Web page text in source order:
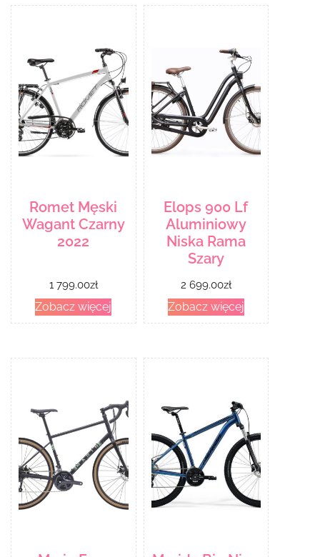
Romet Męski
Wagant Czarny
2022
1 799.00zł
Zobacz więcej
Elops 900 Lf
Aluminiowy
Niska Rama
Szary
2 699.00zł
Zobacz więcej